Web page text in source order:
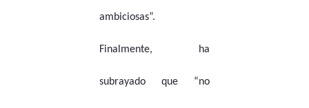
ambiciosas”.
Finalmente, ha
subrayado que “no